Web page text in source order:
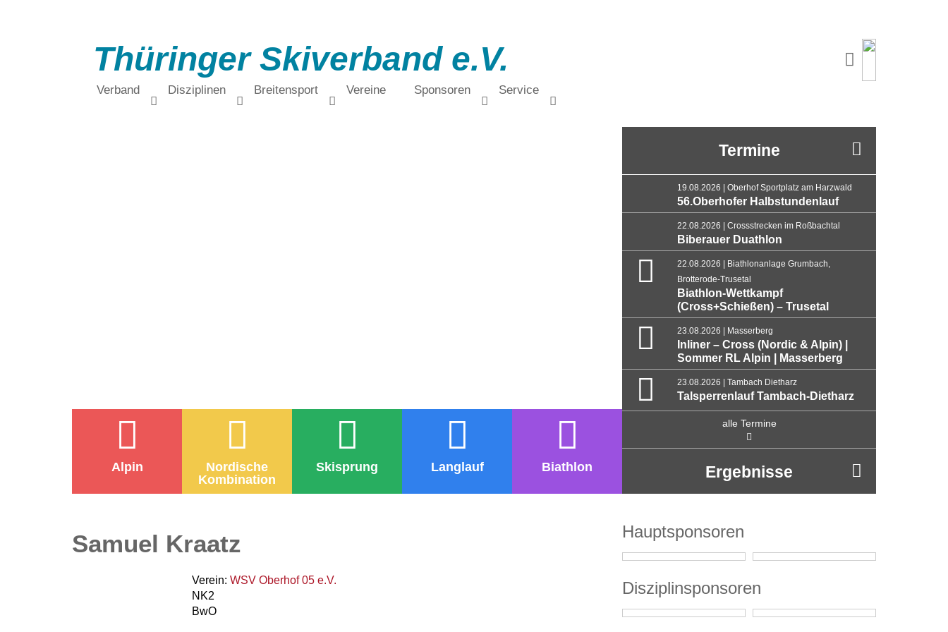
Thüringer Skiverband e.V.
Verband Disziplinen Breitensport Vereine Sponsoren Service
Alpin
Nordische
Kombination
Skisprung Langlauf Biathlon
Termine
19.08.2026 | Oberhof Sportplatz am Harzwald
56.Oberhofer Halbstundenlauf
22.08.2026 | Crossstrecken im Roßbachtal
Biberauer Duathlon
22.08.2026 | Biathlonanlage Grumbach,
Brotterode-Trusetal
Biathlon-Wettkampf
(Cross+Schießen) – Trusetal
23.08.2026 | Masserberg
Inliner – Cross (Nordic & Alpin) |
Sommer RL Alpin | Masserberg
23.08.2026 | Tambach Dietharz
Talsperrenlauf Tambach-Dietharz
alle Termine
Ergebnisse
Samuel Kraatz
Verein: WSV Oberhof 05 e.V.
NK2
BwO
Hauptsponsoren
Disziplinsponsoren